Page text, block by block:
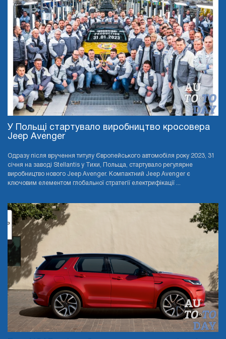
У Польщі стартувало виробництво кросовера
Jeep Avenger
Одразу після вручення титулу Європейського автомобіля року 2023, 31
січня на заводі Stellantis у Тихи, Польща, стартувало регулярне
виробництво нового Jeep Avenger. Компактний Jeep Avenger є
ключовим елементом глобальної стратегії електрифікації ...